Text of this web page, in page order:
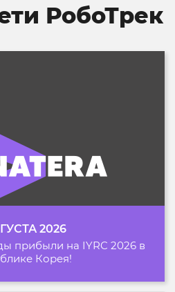
РобоТрек
2026
прибыли на IYRC 2026 в
Корея!